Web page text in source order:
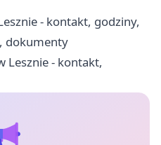
- kontakt, godziny,
dokumenty
Lesznie - kontakt,